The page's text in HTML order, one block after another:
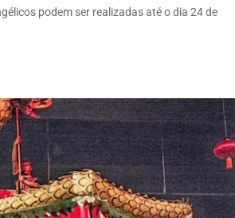
podem ser realizadas até o dia 24 de